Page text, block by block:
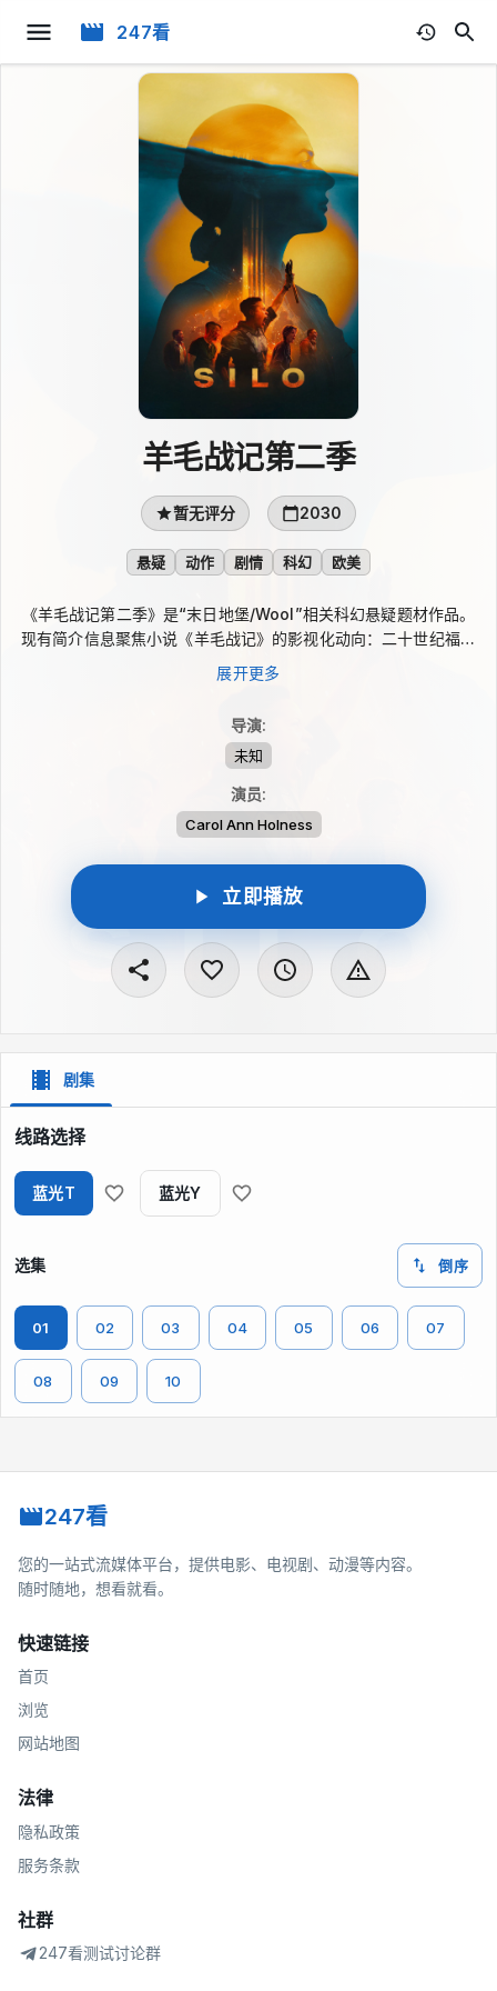
247看
羊毛战记第二季
暂无评分 2030
悬疑 动作 剧情 科幻 欧美
《羊毛战记第二季》是“末日地堡/Wool”相关科幻悬疑题材作品。
现有简介信息聚焦小说《羊毛战记》的影视化动向：二十世纪福斯
影业计划将这部超人气科幻小说搬上大银幕，并由曾参与《银河护
卫队》《惊奇队长》的编剧尼科尔·帕尔曼撰写剧本，雷德利·斯科
展开更多
导演:
未知
演员:
Carol Ann Holness
立即播放
剧集
线路选择
蓝光T 蓝光Y
选集 倒序
01 02 03 04 05 06 07
08 09 10
247看
您的一站式流媒体平台，提供电影、电视剧、动漫等内容。
随时随地，想看就看。
快速链接
首页
浏览
网站地图
法律
隐私政策
服务条款
社群
247看测试讨论群